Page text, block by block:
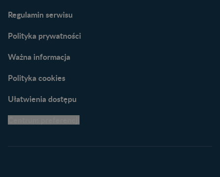
praktyczne wskazówki
Regulamin serwisu
Polityka prywatności
Ważna informacja
Polityka cookies
Ułatwienia dostępu